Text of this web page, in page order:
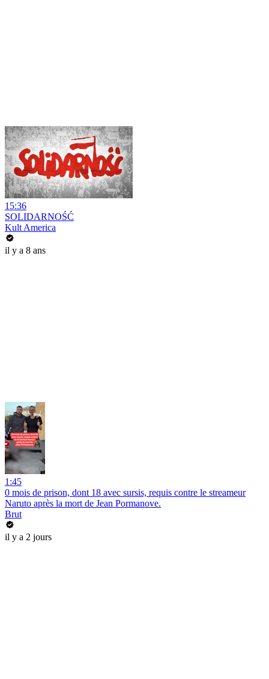
15:36
SOLIDARNOŚĆ
Kult America
il y a 8 ans
1:45
0 mois de prison, dont 18 avec sursis, requis contre le streameur
Naruto après la mort de Jean Pormanove.
Brut
il y a 2 jours